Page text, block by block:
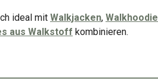
ideal mit Walkjacken, Walkhoodie
aus Walkstoff kombinieren.